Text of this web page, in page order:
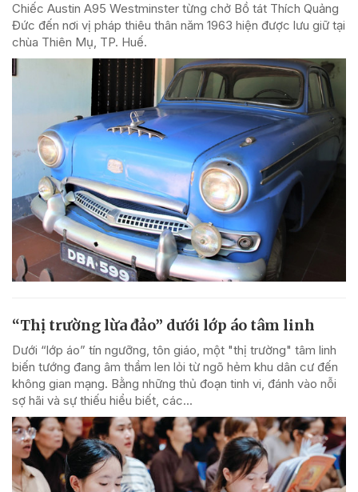
Chiếc Austin A95 Westminster từng chở Bồ tát Thích Quảng
Đức đến nơi vị pháp thiêu thân năm 1963 hiện được lưu giữ tại
chùa Thiên Mụ, TP. Huế.
“Thị trường lừa đảo” dưới lớp áo tâm linh
Dưới “lớp áo” tín ngưỡng, tôn giáo, một "thị trường" tâm linh
biến tướng đang âm thầm len lỏi từ ngõ hẻm khu dân cư đến
không gian mạng. Bằng những thủ đoạn tinh vi, đánh vào nỗi
sợ hãi và sự thiếu hiểu biết, các...